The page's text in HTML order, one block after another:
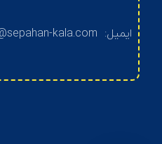
ایمیل: info@sepahan-kala.com